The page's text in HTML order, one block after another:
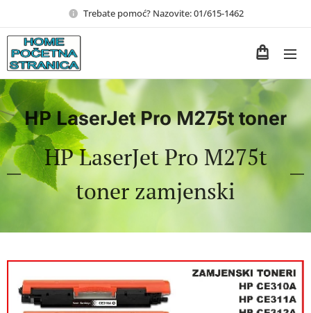
Trebate pomoć? Nazovite: 01/615-1462
HP LaserJet Pro M275t toner
HP LaserJet Pro M275t
toner zamjenski